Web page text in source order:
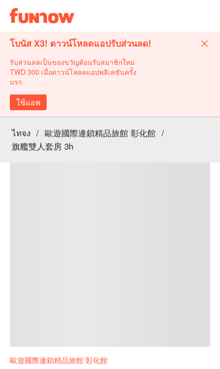
โบนัส X3! ดาวน์โหลดแอปรับส่วนลด!
รับส่วนลดเป็นของขวัญต้อนรับสมาชิกใหม่
TWD 300 เมื่อดาวน์โหลดแอปพลิเคชันครั้ง
แรก
ใช้แอพ
ไทจง / 歐遊國際連鎖精品旅館 彰化館 /
旗艦雙人套房 3h
歐遊國際連鎖精品旅館 彰化館